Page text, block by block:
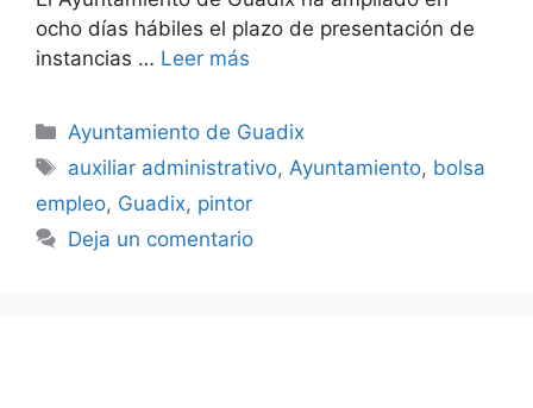
ocho días hábiles el plazo de presentación de
instancias … Leer más
Categorías
Ayuntamiento de Guadix
Etiquetas
auxiliar administrativo, Ayuntamiento, bolsa
empleo, Guadix, pintor
Deja un comentario